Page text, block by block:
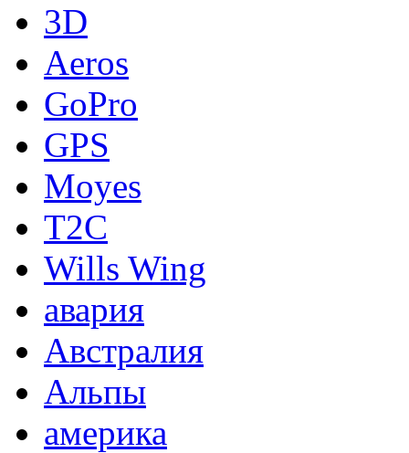
3D
Aeros
GoPro
GPS
Moyes
T2C
Wills Wing
авария
Австралия
Альпы
америка